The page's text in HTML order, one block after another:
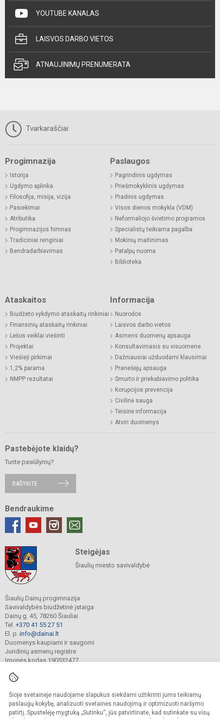
Šioje svetainėje naudojame slapukus siekdami užtikrinti jums teikiamų
paslaugų kokybę, analizuoti svetainės naudojimą ir optimizuoti naršymo
patirtį. Spustelėję mygtuką „Sutinku“, jūs patvirtinate, kad sutinkate su visų
YOUTUBE KANALAS
LAISVOS DARBO VIETOS
ATNAUJINIMŲ PRENUMERATA
Tvarkaraščiai
Progimnazija
Istorija
Ugdymo aplinka
Filosofija, misija, vizija
Pasiekimai
Atributika
Progimnazijos himnas
Tradiciniai renginiai
Bendradarbiavimas
Paslaugos
Pagrindinis ugdymas
Priešmokyklinis ugdymas
Pradinis ugdymas
Visos dienos mokykla (VDM)
Neformaliojo švietimo programos
Specialistų teikiama pagalba
Mokinių maitinimas
Patalpų nuoma
Biblioteka
Ataskaitos
Biudžeto vykdymo ataskaitų rinkiniai
Finansinių ataskaitų rinkiniai
Lėšos veiklai viešinti
Projektai
Viešieji pirkimai
1,2% parama
NMPP rezultatai
Informacija
Nuorodos
Laisvos darbo vietos
Asmens duomenų apsauga
Konsultavimasis su visuomene
Dažniausiai užduodami klausimai
Pranešėjų apsauga
Smurto ir priekabiavimo politika
Korupcijos prevencija
Civilinė sauga
Teisinė informacija
Atviri duomenys
Pastebėjote klaidų?
Turite pasiūlymų?
RAŠYKITE
Bendraukime
Steigėjas
Šiaulių miesto savivaldybė
Šiaulių Dainų progimnazija
Savivaldybės biudžetinė įstaiga
Dainų g. 45, 78260 Šiauliai
Tel. +370 41 55 27 51
El. p. info@dainai.lt
Duomenys kaupiami ir saugomi
Juridinių asmenų registre
Įmonės kodas 190532477
© 2023. Šiaulių Dainų progimnazija. Visos teisės saugomos.
Kopijuoti turinį be raštiško gimnazijos sutikimo griežtai draudžiama.
Prieinamumo paraiška Slapukų politika